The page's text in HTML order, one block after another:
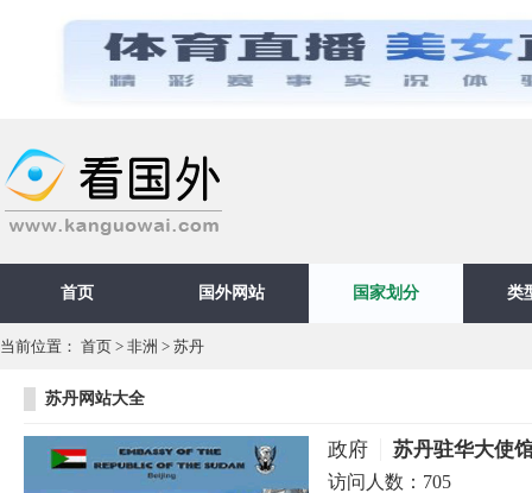
首页 国外网站 国家划分 类
当前位置： 首页 > 非洲 > 苏丹
苏丹网站大全
政府 苏丹驻华大使
访问人数： 705